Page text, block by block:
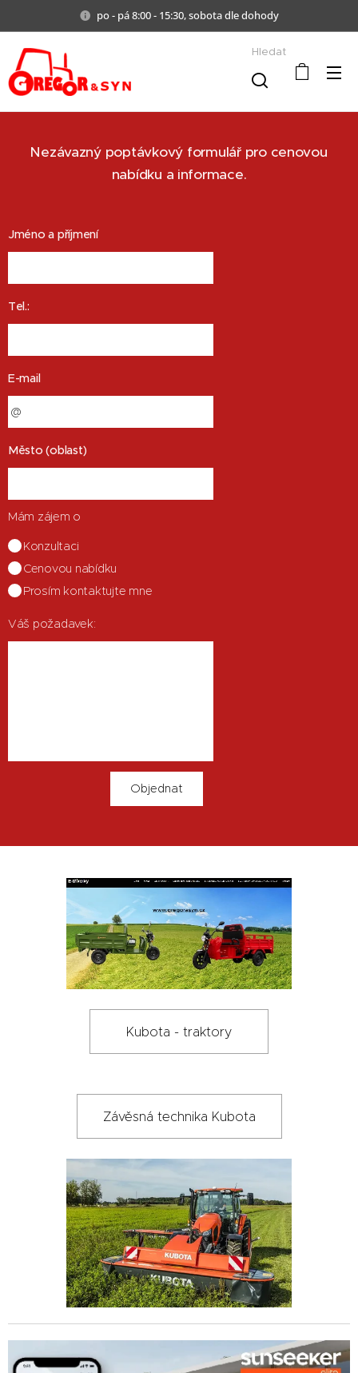
po - pá 8:00 - 15:30, sobota dle dohody
Hledat
Nezávazný poptávkový formulář pro cenovou
nabídku a informace.
Jméno a příjmení
Tel.:
E-mail
Město (oblast)
Mám zájem o
Konzultaci
Cenovou nabídku
Prosím kontaktujte mne
Váš požadavek:
Objednat
Kubota - traktory
Závěsná technika Kubota